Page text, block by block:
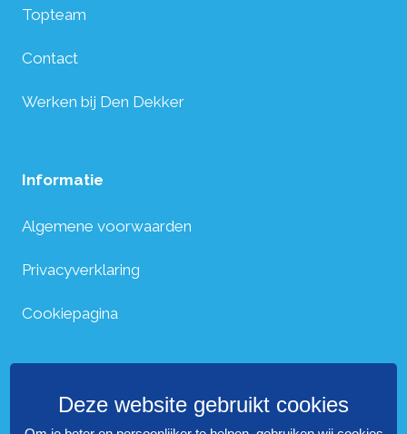
Topteam
Contact
Werken bij Den Dekker
Informatie
Algemene voorwaarden
Privacyverklaring
Cookiepagina
Deze website gebruikt cookies